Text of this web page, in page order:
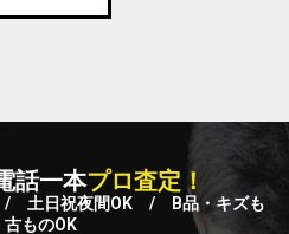
話一本プロ査定！
土日祝夜間OK / B品・キズも
古ものOK